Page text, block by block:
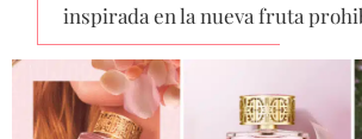
inspirada en la nueva fruta